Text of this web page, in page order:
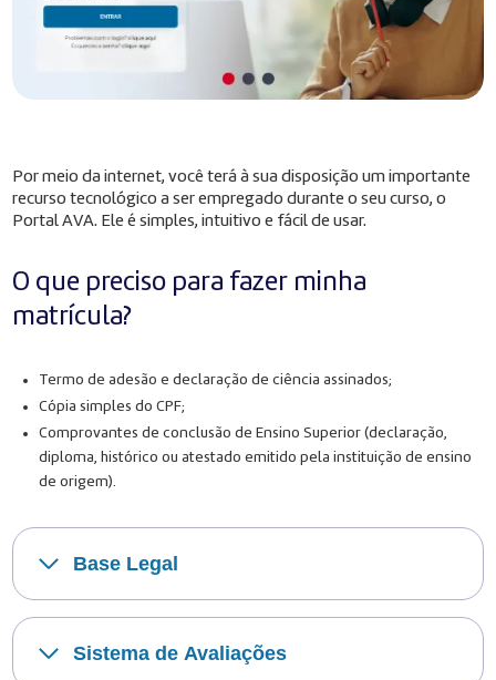
Por meio da internet, você terá à sua disposição um importante
recurso tecnológico a ser empregado durante o seu curso, o
Portal AVA. Ele é simples, intuitivo e fácil de usar.
O que preciso para fazer minha
matrícula?
Termo de adesão e declaração de ciência assinados;
Cópia simples do CPF;
Comprovantes de conclusão de Ensino Superior (declaração,
diploma, histórico ou atestado emitido pela instituição de ensino
de origem).
Base Legal
Sistema de Avaliações